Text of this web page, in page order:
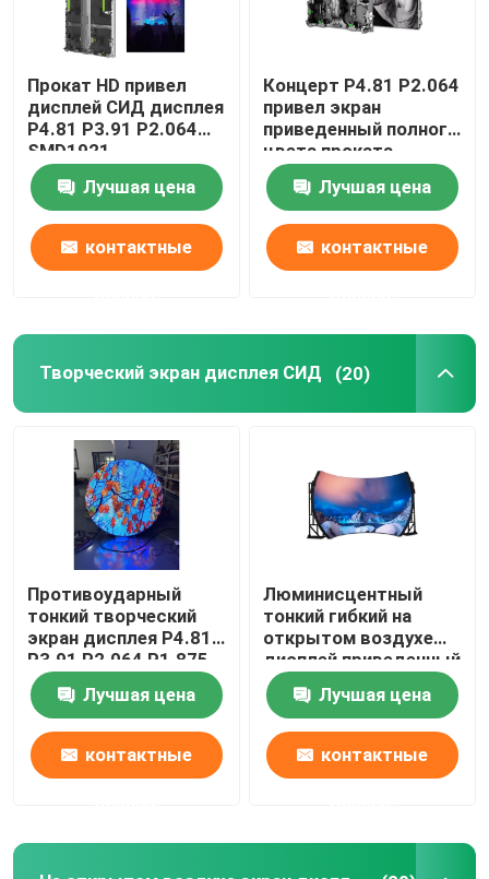
Плитки пола экрана СИД
Экран СИД зеркала
Внутренняя светодиодная видеостена
Дисплей СИД нагого глаза 3D
Прокат HD привел
дисплей СИД дисплея
P4.81 P3.91 P2.064
SMD1921
Лучшая цена
контактные
Концерт P4.81 P2.064
привел экран
приведенный полного
цвета проката
1R1G1B экрана на
открытом воздухе
Лучшая цена
контактные
Творческий экран дисплея СИД (20)
Противоударный
тонкий творческий
экран дисплея P4.81
P3.91 P2.064 P1.875
СИД
Лучшая цена
контактные
Люминисцентный
тонкий гибкий на
открытом воздухе
дисплей приведенный
противостатическое
P4.81 Лучшая цена
контактные